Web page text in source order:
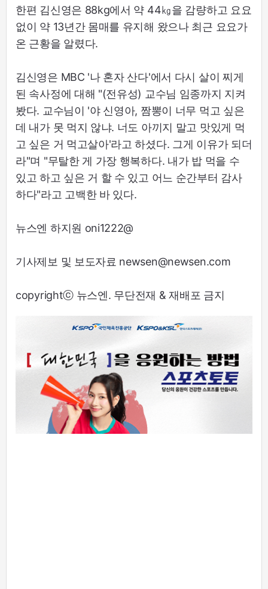
한편 김신영은 88kg에서 약 44㎏을 감량하고 요요
없이 약 13년간 몸매를 유지해 왔으나 최근 요요가
온 근황을 알렸다.
김신영은 MBC '나 혼자 산다'에서 다시 살이 찌게
된 속사정에 대해 "(전유성) 교수님 임종까지 지켜
봤다. 교수님이 '야 신영아, 짬뽕이 너무 먹고 싶은
데 내가 못 먹지 않냐. 너도 아끼지 말고 맛있게 먹
고 싶은 거 먹고살아'라고 하셨다. 그게 이유가 되더
라"며 "무탈한 게 가장 행복하다. 내가 밥 먹을 수
있고 하고 싶은 거 할 수 있고 어느 순간부터 감사
하다"라고 고백한 바 있다.
뉴스엔 하지원 oni1222@
기사제보 및 보도자료 newsen@newsen.com
copyrightⓒ 뉴스엔. 무단전재 & 재배포 금지